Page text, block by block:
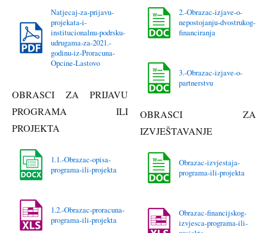
Natjecaj-za-prijavu-
projekata-i-
institucionalnu-podrsku-
udrugama-za-2021.-
godinu-iz-Proracuna-
Opcine-Lastovo
OBRASCI ZA PRIJAVU
PROGRAMA ILI
PROJEKTA
1.1.-Obrazac-opisa-
programa-ili-projekta
1.2.-Obrazac-proracuna-
programa-ili-projekta
2.-Obrazac-izjave-o-
nepostojanju-dvostrukog-
financiranja
3.-Obrazac-izjave-o-
partnerstvu
OBRASCI ZA
IZVJEŠTAVANJE
Obrazac-izvjestaja-
programa-ili-projekta
Obrazac-financijskog-
izvjesca-programa-ili-